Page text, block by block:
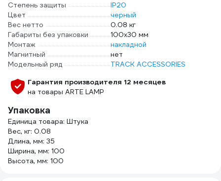
Степень защиты
IP20
Цвет
черный
Вес нетто
0.08 кг
Габариты без упаковки
100х30 мм
Монтаж
накладной
Магнитный
нет
Модельный ряд
TRACK ACCESSORIES
Гарантия производителя 12 месяцев
на товары ARTE LAMP
Упаковка
Единица товара: Штука
Вес, кг: 0.08
Длина, мм: 35
Ширина, мм: 100
Высота, мм: 100